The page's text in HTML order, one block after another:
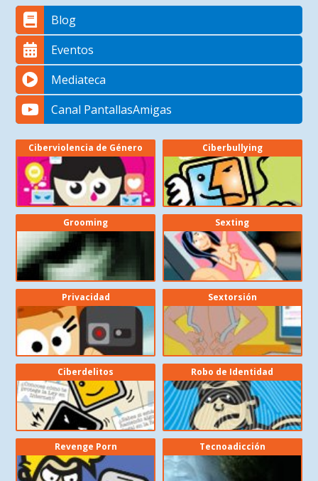
Blog
Eventos
Mediateca
Canal PantallasAmigas
Ciberviolencia de Género Ciberbullying
Grooming Sexting
Privacidad Sextorsión
Ciberdelitos Robo de Identidad
Revenge Porn Tecnoadicción